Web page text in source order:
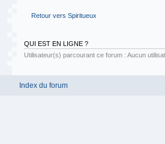
Retour vers Spiritueux
QUI EST EN LIGNE ?
Utilisateur(s) parcourant ce forum : Aucun
Index du forum